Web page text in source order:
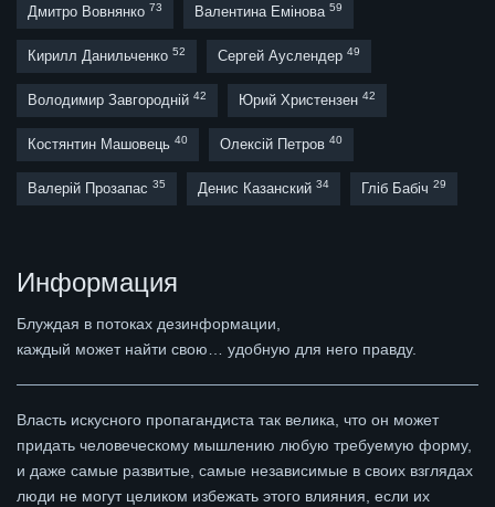
Дмитро Вовнянко 73 Валентина Емінова 59
Кирилл Данильченко 52 Сергей Ауслендер 49
Володимир Завгородній 42 Юрий Христензен 42
Костянтин Машовець 40 Олексій Петров 40
Валерій Прозапас 35 Денис Казанский 34 Гліб Бабіч 29
Информация
Блуждая в потоках дезинформации,
каждый может найти свою… удобную для него правду.
Власть искусного пропагандиста так велика, что он может
придать человеческому мышлению любую требуемую форму,
и даже самые развитые, самые независимые в своих взглядах
люди не могут целиком избежать этого влияния, если их